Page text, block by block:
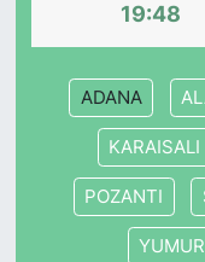
19:48
ADANA
KARAISALI
POZANTI